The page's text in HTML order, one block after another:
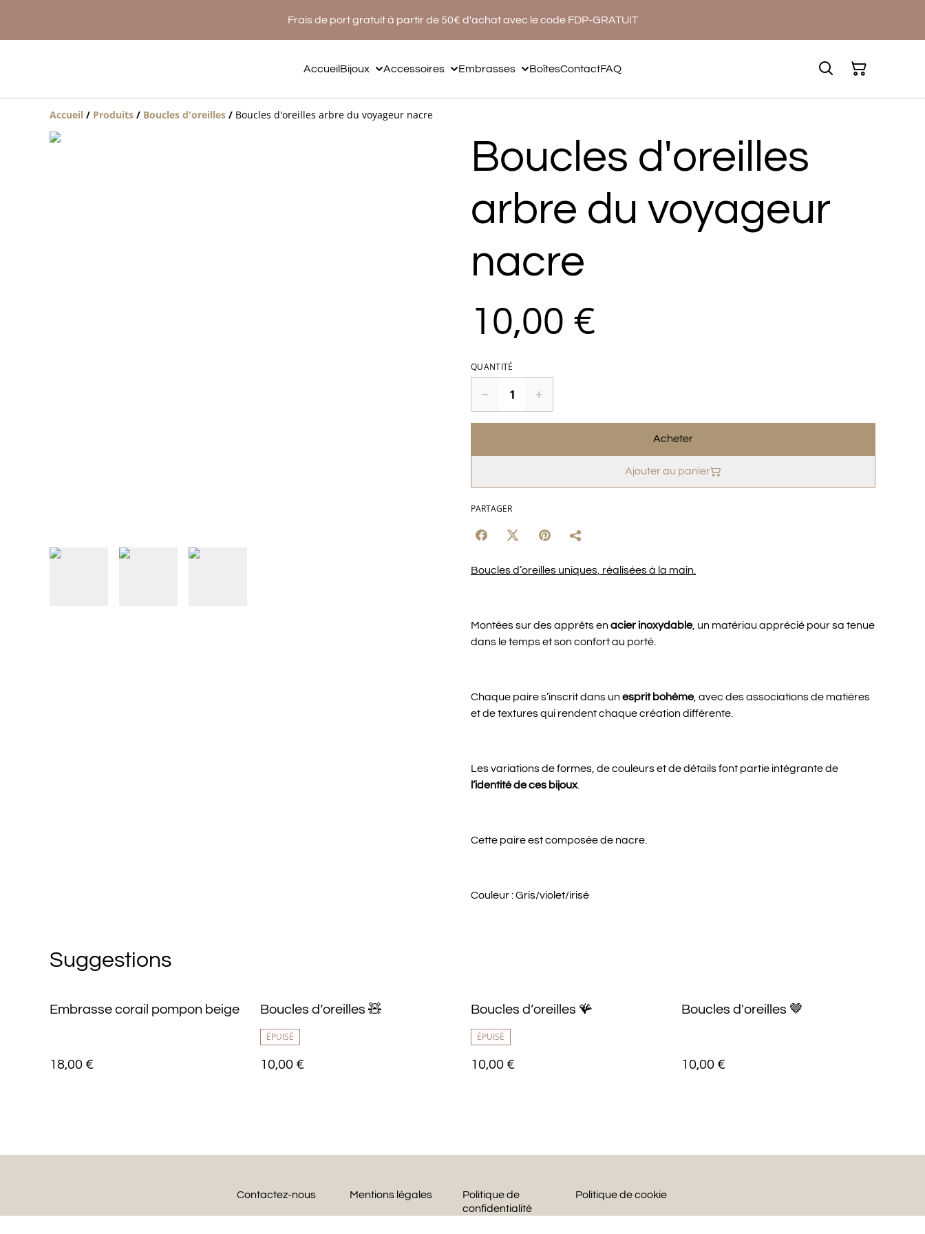
Frais de port gratuit à partir de 50€ d'achat avec le code FDP-GRATUIT
AccueilBijoux Accessoires Embrasses BoîtesContactFAQ
Accueil / Produits / Boucles d'oreilles / Boucles d'oreilles arbre du voyageur nacre
Boucles d'oreilles
arbre du voyageur
nacre
10,00 €
QUANTITÉ
Acheter
Ajouter au panier
PARTAGER
Boucles d’oreilles uniques, réalisées à la main.
Montées sur des apprêts enacier inoxydable, un matériau apprécié pour sa tenue
dans le temps et son confort au porté.
Chaque paire s’inscrit dans unesprit bohème, avec des associations de matières
et de textures qui rendent chaque création différente.
Les variations de formes, de couleurs et de détails font partie intégrante de
l’identité de ces bijoux.
Cette paire est composée de nacre.
Couleur : Gris/violet/irisé
Suggestions
Embrasse corail pompon beige
18,00 €
Boucles d’oreilles 🧸
ÉPUISÉ
10,00 €
Boucles d’oreilles 🪸
ÉPUISÉ
10,00 €
Boucles d'oreilles 🤎
10,00 €
Contactez-nous Mentions légales
Politique de
confidentialité
Politique de cookie